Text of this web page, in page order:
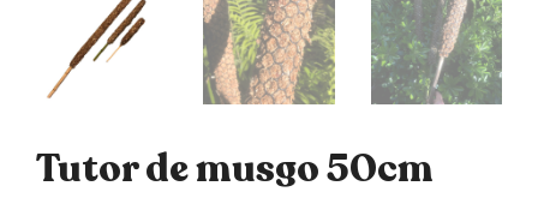
Tutor de musgo 50cm